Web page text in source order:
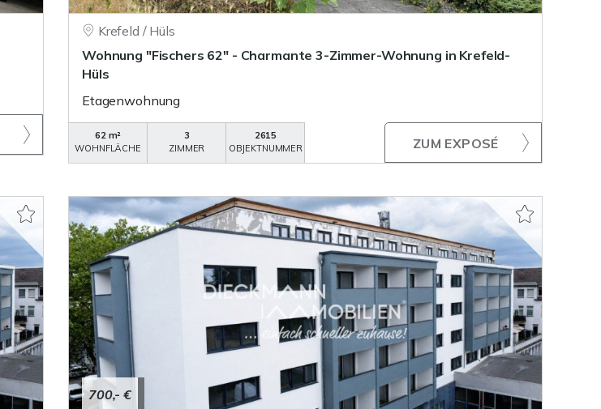
Krefeld / Hüls
Wohnung "Fischers 62" - Charmante 3-Zimmer-Wohnung in Krefeld-
Hüls
Etagenwohnung
62 m²
WOHNFLÄCHE
3
ZIMMER
2615
OBJEKTNUMMER
ZUM EXPOSÉ
700,- €